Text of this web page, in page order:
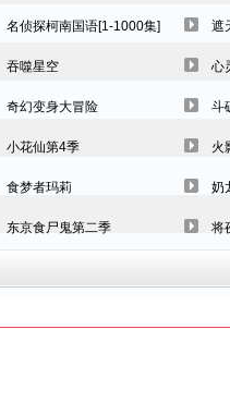
名侦探柯南国语[1-1000集] 遮
吞噬星空 心
奇幻变身大冒险 斗
小花仙第4季 火
事
食梦者玛莉 奶
东京食尸鬼第二季 将